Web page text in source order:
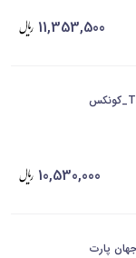
11,353,500
10,530,000
پارت